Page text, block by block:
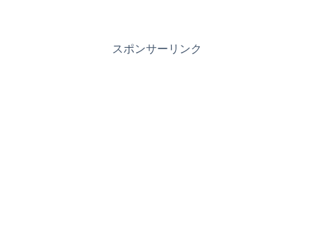
スポンサーリンク